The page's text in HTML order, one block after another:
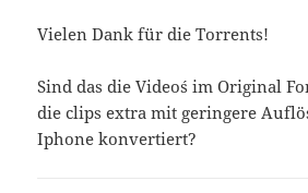
Vielen Dank für die Torrents!
Sind das die Video´s im Original
die clips extra mit geringere
Iphone konvertiert?